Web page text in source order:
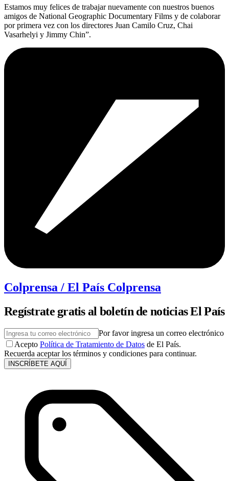
Estamos muy felices de trabajar nuevamente con nuestros buenos
amigos de National Geographic Documentary Films y de colaborar
por primera vez con los directores Juan Camilo Cruz, Chai
Vasarhelyi y Jimmy Chin”.
Colprensa / El País Colprensa
Regístrate gratis al boletín de noticias El País
Por favor ingresa un correo electrónico
Acepto Política de Tratamiento de Datos de El País.
Recuerda aceptar los términos y condiciones para continuar.
INSCRÍBETE AQUÍ